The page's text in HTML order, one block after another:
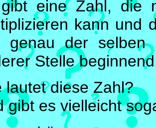
eine Zahl,
kann und
genau der selben
Stelle
lautet diese Zahl?
gibt es vielleicht